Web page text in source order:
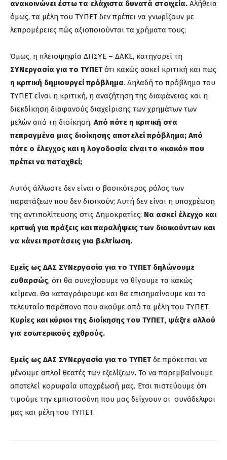
ανακοινώνει έστω τα ελάχιστα δυνατά στοιχεία. Αλήθεια
όμως, τα μέλη του ΤΥΠΕΤ δεν πρέπει να γνωρίζουν με
λεπρομέρειες πώς αξιοποιούνται τα χρήματα τους;
Όμως, η πλειοψηφία ΔΗΣΥΕ – ΔΑΚΕ, κατηγορεί τη
ΣΥΝεργασία για το ΤΥΠΕΤότι κακώς ασκεί κριτική και πως
η κριτική δημιουργεί πρόβλημα. Δηλαδή το πρόβλημα του
ΤΥΠΕΤ είναι η κριτική, η αναζήτηση της διαφάνειας και η
διεκδίκηση διαφανούς διαχείρισης των χρημάτων των
μελών από τη διοίκηση. Από πότε η κριτική στα
πεπραγμένα μιας διοίκησης αποτελεί πρόβλημα; Από
πότε ο έλεγχος και η λογοδοσία είναι το «κακό» που
πρέπει να παταχθεί;
Αυτός άλλωστε δεν είναι ο βασικότερος ρόλος των
παρατάξεων που δεν διοικούν; Αυτή δεν είναι η υποχρέωση
της αντιπολίτευσης στις Δημοκρατίες; Να ασκεί έλεγχο και
κριτική για πράξεις και παραλήψεις των διοικούντων και
να κάνει προτάσεις για βελτίωση.
Εμείς ως ΔΑΣ ΣΥΝεργασία για το ΤΥΠΕΤ δηλώνουμε
ευθαρσώς, ότι θα συνεχίσουμε να θίγουμε τα κακώς
κείμενα. Θα καταγράφουμε και θα επισημαίνουμε και το
τελευταίο παράπονο που ακούμε από τα μέλη του ΤΥΠΕΤ.
Κυρίες και κύριοι της διοίκησης του ΤΥΠΕΤ, ψάξτε αλλού
για εσωτερικούς εχθρούς.
Εμείς ως ΔΑΣ ΣΥΝεργασία για το ΤΥΠΕΤδε πρόκειται να
μένουμε απλοί θεατές των εξελίξεων. Το να παρεμβαίνουμε
αποτελεί κορυφαία υποχρέωσή μας. Έτσι πιστεύουμε ότι
τιμούμε την εμπιστοσύνη που μας δείχνουν οι συνάδελφοι
μας και μέλη του ΤΥΠΕΤ.